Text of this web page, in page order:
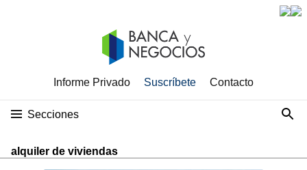
Informe Privado Suscríbete Contacto
Secciones
alquiler de viviendas